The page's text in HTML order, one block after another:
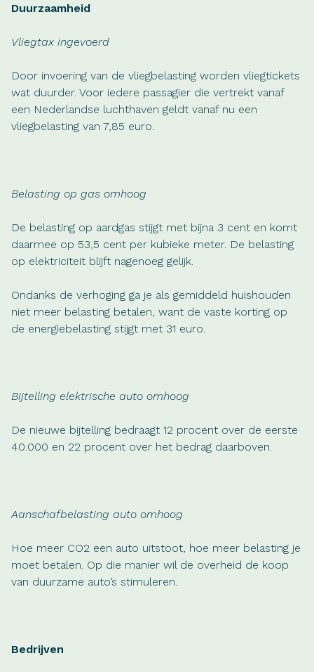
Duurzaamheid
Vliegtax ingevoerd
Door invoering van de vliegbelasting worden vliegtickets
wat duurder. Voor iedere passagier die vertrekt vanaf
een Nederlandse luchthaven geldt vanaf nu een
vliegbelasting van 7,85 euro.
Belasting op gas omhoog
De belasting op aardgas stijgt met bijna 3 cent en komt
daarmee op 53,5 cent per kubieke meter. De belasting
op elektriciteit blijft nagenoeg gelijk.
Ondanks de verhoging ga je als gemiddeld huishouden
niet meer belasting betalen, want de vaste korting op
de energiebelasting stijgt met 31 euro.
Bijtelling elektrische auto omhoog
De nieuwe bijtelling bedraagt 12 procent over de eerste
40.000 en 22 procent over het bedrag daarboven.
Aanschafbelasting auto omhoog
Hoe meer CO2 een auto uitstoot, hoe meer belasting je
moet betalen. Op die manier wil de overheid de koop
van duurzame auto’s stimuleren.
Bedrijven